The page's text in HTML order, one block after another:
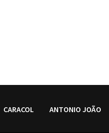
CARACOL ANTONIO JOÃO